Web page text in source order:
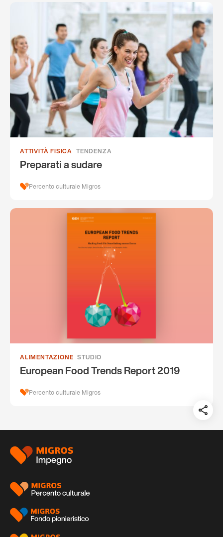
ATTIVITÀ FISICA TENDENZA
Preparati a sudare
Percento culturale Migros
ALIMENTAZIONE STUDIO
European Food Trends Report 2019
Percento culturale Migros
auf:
Piè
pagina